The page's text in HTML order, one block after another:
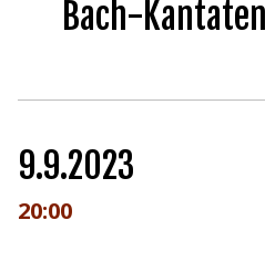
Bach-Kantaten
9.9.2023
20:00